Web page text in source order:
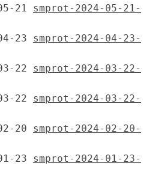
21 smprot-2024-05-21-
23 smprot-2024-04-23-
22 smprot-2024-03-22-
22 smprot-2024-03-22-
20 smprot-2024-02-20-
23 smprot-2024-01-23-